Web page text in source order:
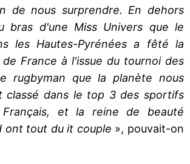
de nous surprendre. En dehors
bras d'une Miss Univers que le
les Hautes-Pyrénées a fêté la
France à l'issue du tournoi des
rugbyman que la planète nous
classé dans le top 3 des sportifs
et la reine de beauté
ont tout du it couple », pouvait-on